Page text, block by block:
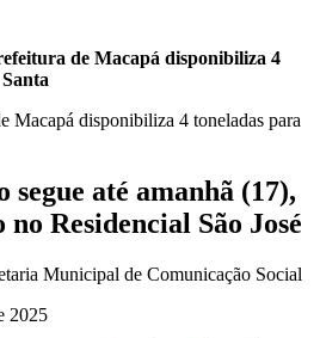
de Macapá disponibiliza 4
Macapá disponibiliza 4 toneladas para
segue até amanhã (17),
Residencial São José
Municipal de Comunicação Social
2025